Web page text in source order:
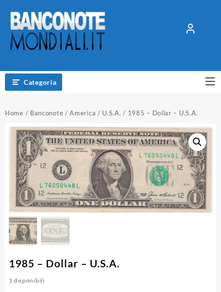
contenuto
Categoria
Home / Banconote /America / U.S.A. / 1985 – Dollar – U.S.A.
1985 – Dollar – U.S.A.
1 disponibili